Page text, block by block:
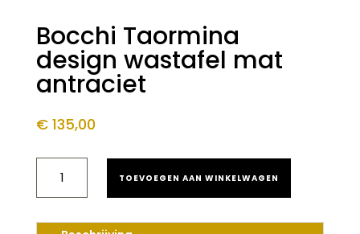
Bocchi Taormina
design wastafel mat
antraciet
€135,00
TAORMINA
DESIGN
MAT
TOEVOEGEN AAN WINKELWAGEN